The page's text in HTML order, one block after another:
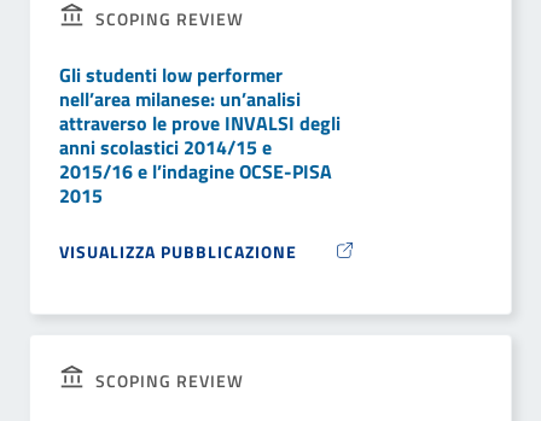
SCOPING REVIEW
Gli studenti low performer
nell’area milanese: un’analisi
attraverso le prove INVALSI degli
anni scolastici 2014/15 e
2015/16 e l’indagine OCSE-PISA
2015
VISUALIZZA PUBBLICAZIONE
SCOPING REVIEW